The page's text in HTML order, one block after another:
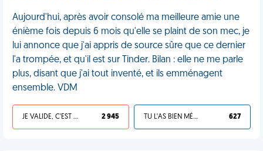
Aujourd'hui, après avoir consolé ma meilleure amie une
énième fois depuis 6 mois qu'elle se plaint de son mec, je
lui annonce que j'ai appris de source sûre que ce dernier
l'a trompée, et qu'il est sur Tinder. Bilan : elle ne me parle
plus, disant que j'ai tout inventé, et ils emménagent
ensemble. VDM
JE VALIDE, C'EST UNE VDM 2 945 TU L'AS BIEN MÉRITÉ 627